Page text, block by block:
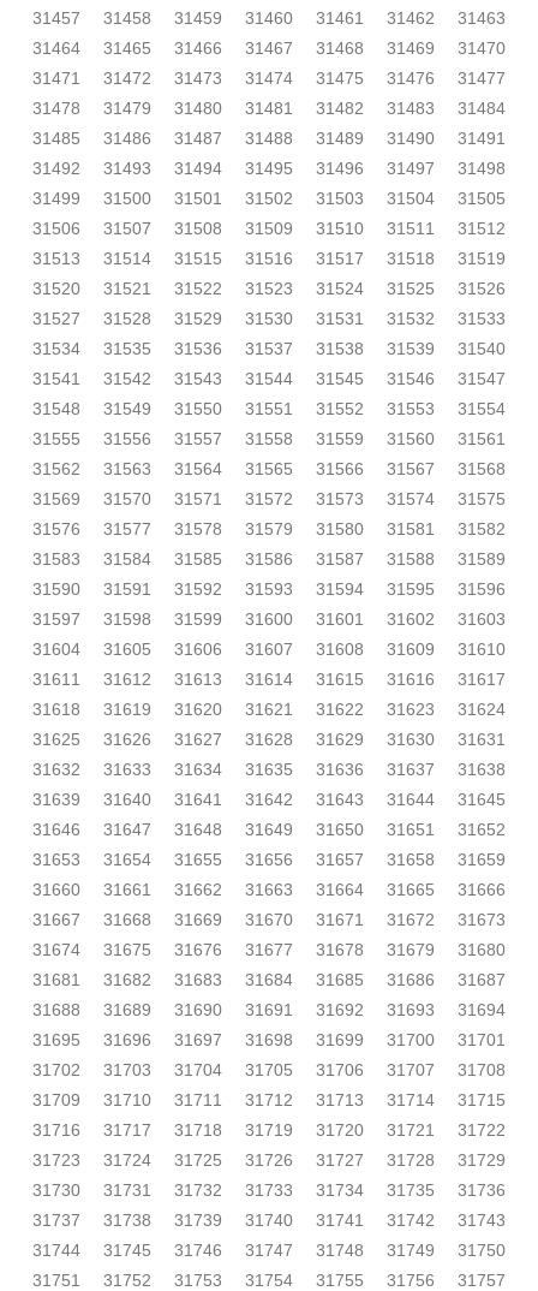
31457
31458 31459 31460 31461 31462
31463
31464
31465 31466 31467 31468 31469
31470
31471
31472 31473 31474 31475 31476
31477
31478
31479 31480 31481 31482 31483
31484
31485
31486 31487 31488 31489 31490
31491
31492
31493 31494 31495 31496 31497
31498
31499
31500 31501 31502 31503 31504
31505
31506
31507 31508 31509 31510 31511
31512
31513
31514 31515 31516 31517 31518
31519
31520
31521 31522 31523 31524 31525
31526
31527
31528 31529 31530 31531 31532
31533
31534
31535 31536 31537 31538 31539
31540
31541
31542 31543 31544 31545 31546
31547
31548
31549 31550 31551 31552 31553
31554
31555
31556 31557 31558 31559 31560
31561
31562
31563 31564 31565 31566 31567
31568
31569
31570 31571 31572 31573 31574
31575
31576
31577 31578 31579 31580 31581
31582
31583
31584 31585 31586 31587 31588
31589
31590
31591 31592 31593 31594 31595
31596
31597
31598 31599 31600 31601 31602
31603
31604
31605 31606 31607 31608 31609
31610
31611
31612 31613 31614 31615 31616
31617
31618
31619 31620 31621 31622 31623
31624
31625
31626 31627 31628 31629 31630
31631
31632
31633 31634 31635 31636 31637
31638
31639
31640 31641 31642 31643 31644
31645
31646
31647 31648 31649 31650 31651
31652
31653
31654 31655 31656 31657 31658
31659
31660
31661 31662 31663 31664 31665
31666
31667
31668 31669 31670 31671 31672
31673
31674
31675 31676 31677 31678 31679
31680
31681
31682 31683 31684 31685 31686
31687
31688
31689 31690 31691 31692 31693
31694
31695
31696 31697 31698 31699 31700
31701
31702
31703 31704 31705 31706 31707
31708
31709
31710 31711 31712 31713 31714
31715
31716
31717 31718 31719 31720 31721
31722
31723
31724 31725 31726 31727 31728
31729
31730
31731 31732 31733 31734 31735
31736
31737
31738 31739 31740 31741 31742
31743
31744
31745 31746 31747 31748 31749
31750
31751
31752 31753 31754 31755 31756
31757